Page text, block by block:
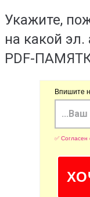
Укажите,
на какой
PDF-
Впишите
✅ Согласен